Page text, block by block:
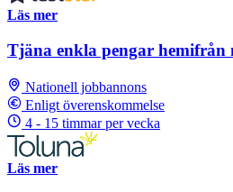
Läs mer
Tjäna enkla pengar hemifrån
Nationell jobbannons
Enligt överenskommelse
4 - 15 timmar per vecka
Läs mer